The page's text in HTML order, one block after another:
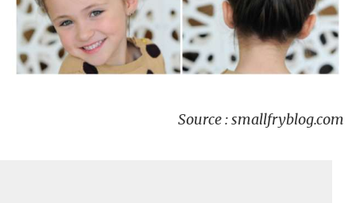
Source : smallfryblog.com